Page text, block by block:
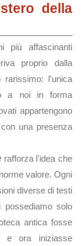
della
più affascinanti
proprio dalla
rarissimo: l'unica
a noi in forma
appartengono
una presenza
rafforza l'idea che
valore. Ogni
diverse di testi
solo
antica fosse
e ora iniziasse